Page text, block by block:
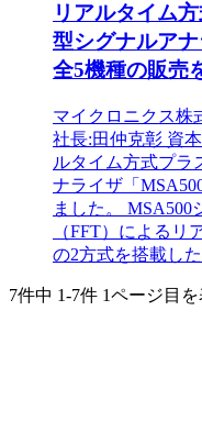
リアルタイム
型シグナルアナ
全5機種の販売
マイクロニクス株
社長:田仲克彰 資
ルタイム方式プラ
ナライザ「
ました。 MSA500
（FFT）による
の2方式を搭載し
7件中 1-7件 1ページ目